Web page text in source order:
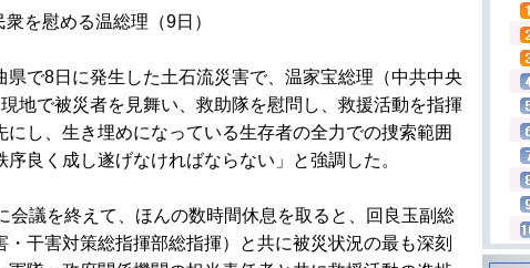
を慰める温総理（9日）
で8日に発生した土石流災害で、温家宝総理（中共中央
地で被災者を見舞い、救助隊を慰問し、救援活動を指揮
し、生き埋めになっている生存者の全力での捜索範囲
良く成し遂げなければならない」と強調した。
議を終えて、ほんの数時間休息を取ると、回良玉副総
干害対策総指揮部総指揮）と共に被災状況の最も深刻